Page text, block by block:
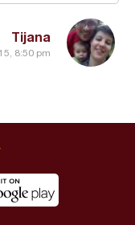
Tijana
8:50 pm